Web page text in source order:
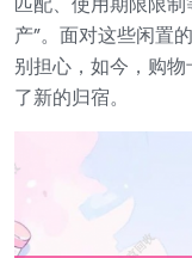
产”。面对这些闲置
别担心，如今，购
了新的归宿。